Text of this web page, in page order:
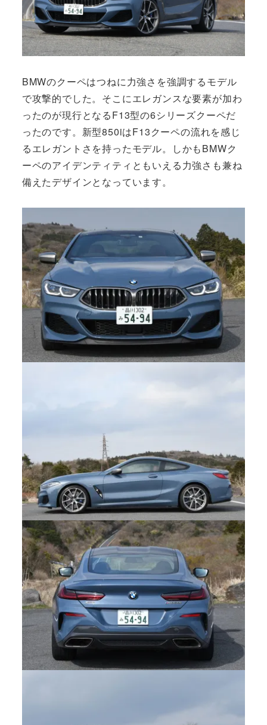
BMWのクーペはつねに力強さを強調するモデル
で攻撃的でした。そこにエレガンスな要素が加わ
ったのが現行となるF13型の6シリーズクーペだ
ったのです。新型850iはF13クーペの流れを感じ
るエレガントさを持ったモデル。しかもBMWク
ーペのアイデンティティともいえる力強さも兼ね
備えたデザインとなっています。